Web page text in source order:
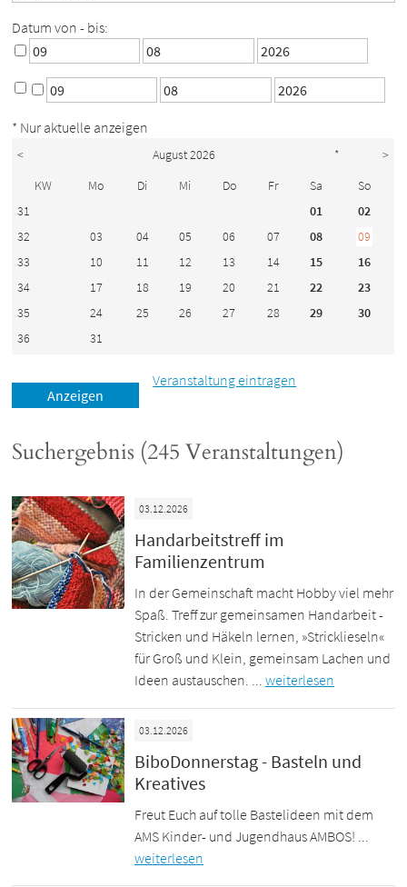
Datum von - bis:
* Nur aktuelle anzeigen
< August 2026 *
>
KW
Mo Di Mi Do Fr Sa
So
31
01
02
32
03 04 05 06 07 08
09
33
10 11 12 13 14 15
16
34
17 18 19 20 21 22
23
35
24 25 26 27 28 29
30
36
31
Veranstaltung eintragen
Suchergebnis (245 Veranstaltungen)
03.12.2026
Handarbeitstreff im
Familienzentrum
In der Gemeinschaft macht Hobby viel mehr
Spaß. Treff zur gemeinsamen Handarbeit -
Stricken und Häkeln lernen, »Stricklieseln«
für Groß und Klein, gemeinsam Lachen und
Ideen austauschen. ...weiterlesen
03.12.2026
BiboDonnerstag - Basteln und
Kreatives
Freut Euch auf tolle Bastelideen mit dem
AMS Kinder- und Jugendhaus AMBOS! ...
weiterlesen